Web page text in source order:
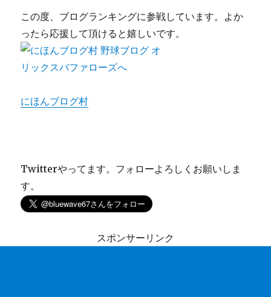
この度、ブログランキングに参戦しています。よか
ったら応援して頂けると嬉しいです。
にほんブログ村
Twitterやってます。フォローよろしくお願いしま
す。
スポンサーリンク